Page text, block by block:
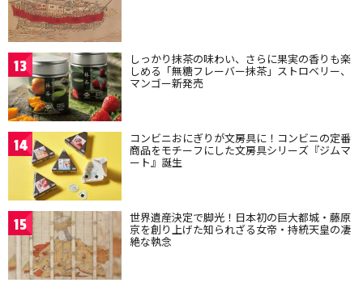
13 しっかり抹茶の味わい、さらに果実の香りも楽
しめる「無糖フレーバー抹茶」ストロベリー、
マンゴー新発売
14 コンビニおにぎりが文房具に！コンビニの定番
商品をモチーフにした文房具シリーズ『ジムマ
ート』誕生
15 世界遺産決定で脚光！日本初の巨大都城・藤原
京を創り上げた知られざる女帝・持統天皇の凄
絶な執念